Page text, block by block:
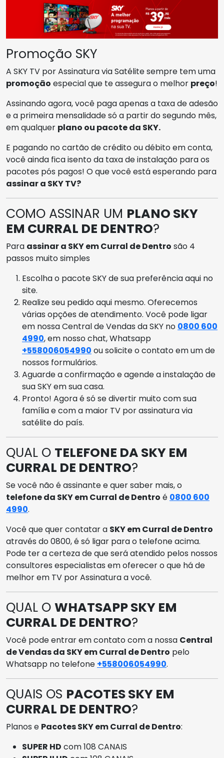
Promoção SKY
A SKY TV por Assinatura via Satélite sempre tem uma
promoção especial que te assegura o melhor preço!
Assinando agora, você paga apenas a taxa de adesão
e a primeira mensalidade só a partir do segundo mês,
em qualquer plano ou pacote da SKY.
E pagando no cartão de crédito ou débito em conta,
você ainda fica isento da taxa de instalação para os
pacotes pós pagos! O que você está esperando para
assinar a SKY TV?
COMO ASSINAR UM PLANO SKY
EM CURRAL DE DENTRO?
Para assinar a SKY em Curral de Dentro são 4
passos muito simples
Escolha o pacote SKY de sua preferência aqui no
site.
Realize seu pedido aqui mesmo. Oferecemos
várias opções de atendimento. Você pode ligar
em nossa Central de Vendas da SKY no 0800 600
4990, em nosso chat, Whatsapp
+558006054990 ou solicite o contato em um de
nossos formulários.
Aguarde a confirmação e agende a instalação de
sua SKY em sua casa.
Pronto! Agora é só se divertir muito com sua
família e com a maior TV por assinatura via
satélite do país.
QUAL O TELEFONE DA SKY EM
CURRAL DE DENTRO?
Se você não é assinante e quer saber mais, o
telefone da SKY em Curral de Dentro é 0800 600
4990.
Você que quer contatar a SKY em Curral de Dentro
através do 0800, é só ligar para o telefone acima.
Pode ter a certeza de que será atendido pelos nossos
consultores especialistas em oferecer o que há de
melhor em TV por Assinatura a você.
QUAL O WHATSAPP SKY EM
CURRAL DE DENTRO?
Você pode entrar em contato com a nossa Central
de Vendas da SKY em Curral de Dentro pelo
Whatsapp no telefone +558006054990.
QUAIS OS PACOTES SKY EM
CURRAL DE DENTRO?
Planos e Pacotes SKY em Curral de Dentro:
SUPER HD com 108 CANAIS